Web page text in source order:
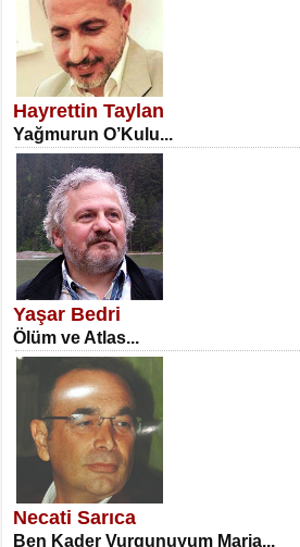
SATILMIŞ ÜMİT ÇETİNKAYA
Erkenlik...
NECLA DİLEK ARSLAN
Öğretmenler Günü Mahkemesi...
İSA KARATEPE
Ekranlar Arasında Kaybolan İnsan...
Hayrettin Taylan
Yağmurun O’Kulu...
Yaşar Bedri
Ölüm ve Atlas...
Necati Sarıca
Ben Kader Vurgunuyum Maria...